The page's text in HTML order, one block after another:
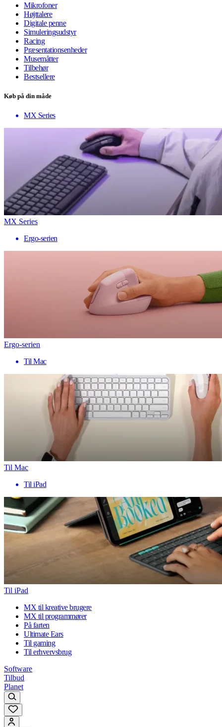
Mikrofoner
Højttalere
Digitale penne
Simuleringsudstyr
Racing
Præsentationsenheder
Musemåtter
Tilbehør
Bestsellere
Køb på din måde
MX Series
MX Series
Ergo-serien
Ergo-serien
Til Mac
Til Mac
Til iPad
Til iPad
MX til kreative brugere
MX til programmører
På farten
Ultimate Ears
Til gaming
Til erhvervsbrug
Software
Tilbud
Planet